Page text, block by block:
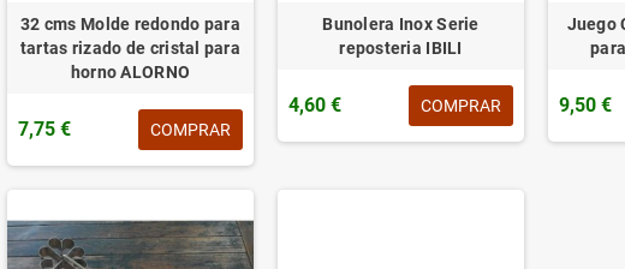
32 cms Molde redondo para
tartas rizado de cristal para
horno ALORNO
7,75 € COMPRAR
Bunolera Inox Serie
reposteria IBILI
4,60 € COMPRAR
Juego
9,50 €